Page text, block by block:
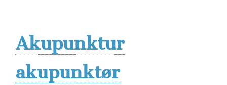
Akupunktur
akupunktør